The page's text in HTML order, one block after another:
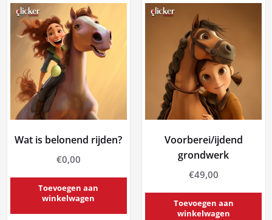
Wat is belonend rijden?
€0,00
Toevoegen aan
winkelwagen
Voorberei/ijdend
grondwerk
€49,00
Toevoegen aan
winkelwagen